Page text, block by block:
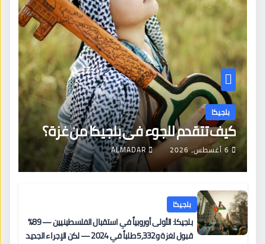
بلجيكا
كيف تتقدم للجوء في بلجيكا من غزة؟
6 أغسطس، 2026 ALMADAR
بلجيكا
بلجيكا: الأولى أوروبياً في استقبال الفلسطينيين — 89%
قبول لغزة و5,332 طلباً في 2024 — لكن الإجراء الجديد